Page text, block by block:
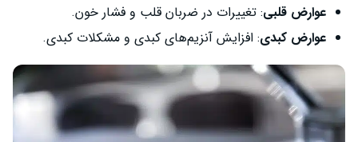
عوارض قلبی: تغییرات در ضربان قلب و فشار خون.
عوارض کبدی: افزایش آنزیم‌های کبدی و مشکلات کبدی.